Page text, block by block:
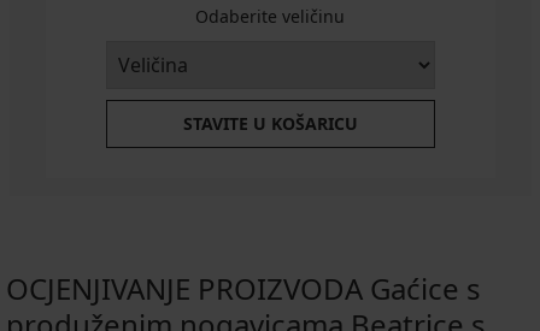
Odaberite veličinu
STAVITE U KOŠARICU
OCJENJIVANJE PROIZVODA Gaćice s